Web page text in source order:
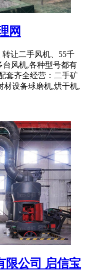
网
让二手风机、55千
台风机,各种型号都有
套齐全经营：二手矿
材设备球磨机,烘干机,
限公司 启信宝